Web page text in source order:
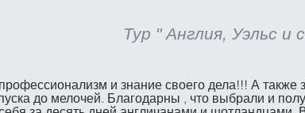
Тур " Англия, Уэльс и
и знание своего дела!!! А также
до мелочей. Благодарны , что выбрали и